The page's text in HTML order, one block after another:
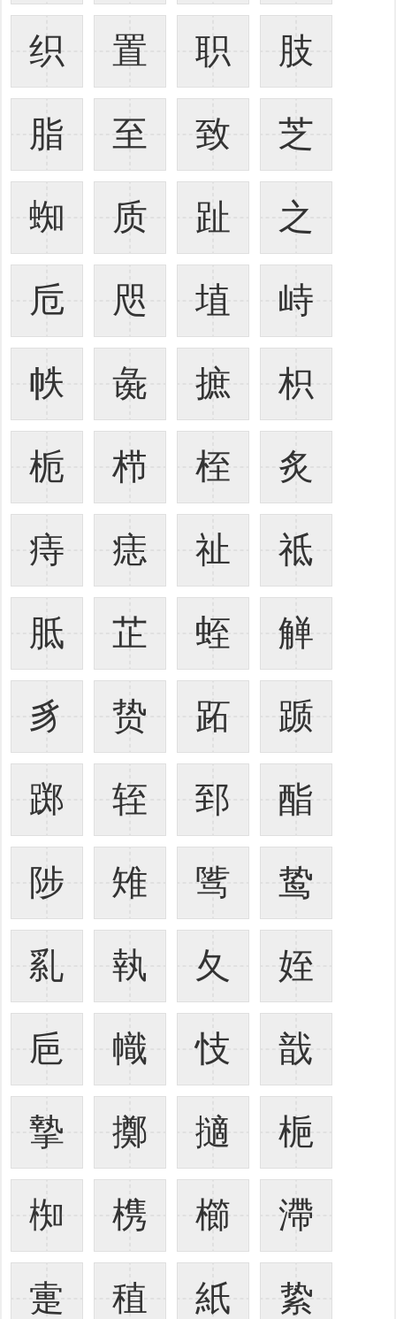
织 置 职 肢
脂 至 致 芝
蜘 质 趾 之
卮 咫 埴 峙
帙 彘 摭 枳
栀 栉 桎 炙
痔 痣 祉 祗
胝 芷 蛭 觯
豸 贽 跖 踬
踯 轾 郅 酯
陟 雉 骘 鸷
乿 執 夂 姪
巵 幟 忮 戠
摯 擲 擿 梔
椥 槜 櫛 滯
疐 稙 紙 絷